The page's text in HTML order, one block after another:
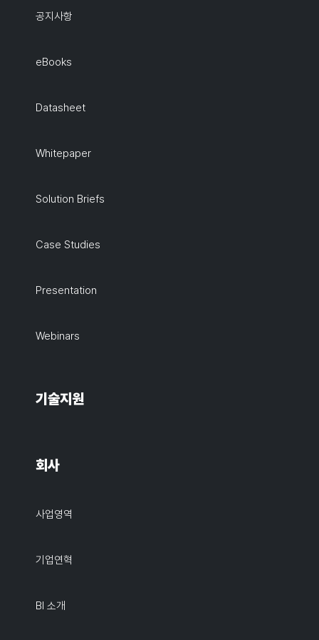
공지사항
eBooks
Datasheet
Whitepaper
Solution Briefs
Case Studies
Presentation
Webinars
기술지원
회사
사업영역
기업연혁
BI 소개